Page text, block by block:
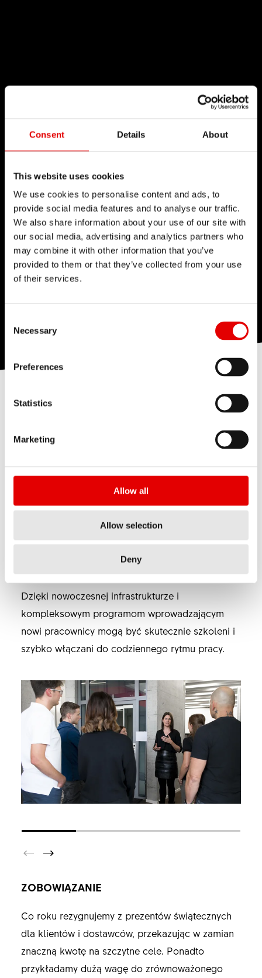
Consent Details About
This website uses cookies
We use cookies to personalise content and ads, to
provide social media features and to analyse our traffic.
We also share information about your use of our site with
our social media, advertising and analytics partners who
may combine it with other information that you’ve
provided to them or that they’ve collected from your use
of their services.
Necessary
Preferences
Statistics
Marketing
Allow all
Allow selection
Deny
środowisko pracy, które
charakteryzuje się uczciwością,
szacunkiem i zaufaniem.
PROGRAMY WPROWADZAJĄCE
Dzięki nowoczesnej infrastrukturze i
kompleksowym programom wprowadzającym
nowi pracownicy mogą być skutecznie szkoleni i
szybko włączani do codziennego rytmu pracy.
ZOBOWIĄZANIE
Co roku rezygnujemy z prezentów świątecznych
dla klientów i dostawców, przekazując w zamian
znaczną kwotę na szczytne cele. Ponadto
przykładamy dużą wagę do zrównoważonego